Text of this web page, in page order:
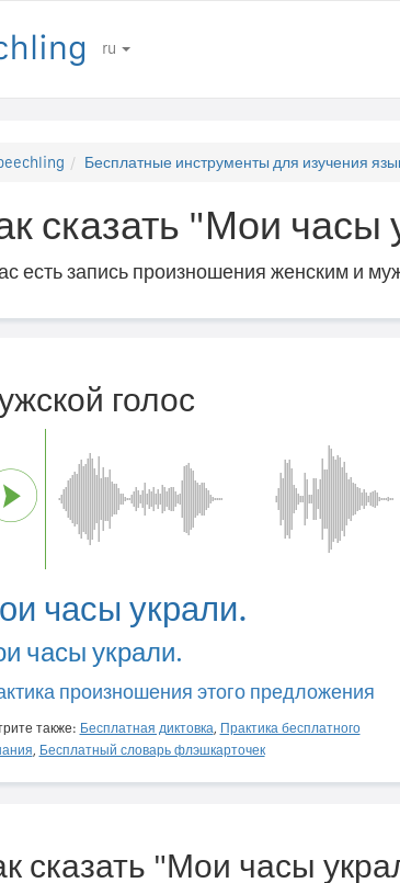
ru
Бесплатные инструменты для изучения
сказать "Мои часы
есть запись произношения женским и
голос
часы украли.
часы украли.
произношения этого предложения
также: Бесплатная диктовка, Практика бесплатного
, Бесплатный словарь флэшкарточек
сказать "Мои часы